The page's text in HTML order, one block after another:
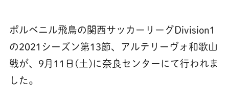
ポルベニル飛鳥の関西サッカーリーグDivision1
の2021シーズン第13節、アルテリーヴォ和歌山
戦が、9月11日(土)に奈良センターにて行われま
した。